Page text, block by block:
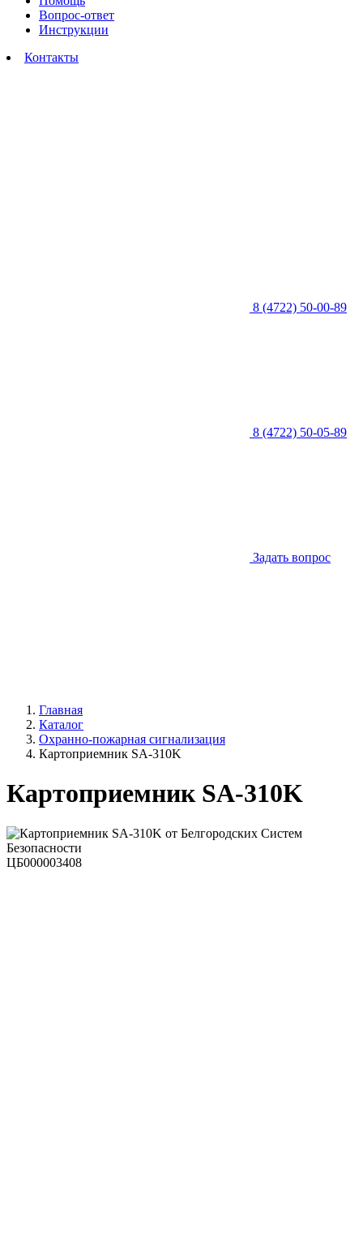
Вопрос-ответ
Инструкции
Контакты
8 (4722) 50-00-89
8 (4722) 50-05-89
Задать вопрос
Главная
Каталог
Охранно-пожарная сигнализация
Картоприемник SA-310K
Картоприемник SA-310K
ЦБ000003408